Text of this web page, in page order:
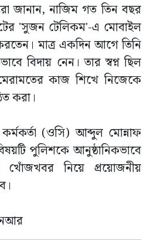
জানান, নাজিম গত তিন বছর
'সুজন টেলিকম'-এ মোবাইল
মাত্র একদিন আগে তিনি
বিদায় নেন। তার স্বপ্ন ছিল
কাজ শিখে নিজেকে
করা।
কর্মকর্তা (ওসি) আব্দুল মোন্নাফ
পুলিশকে আনুষ্ঠানিকভাবে
খোঁজখবর নিয়ে প্রয়োজনীয়